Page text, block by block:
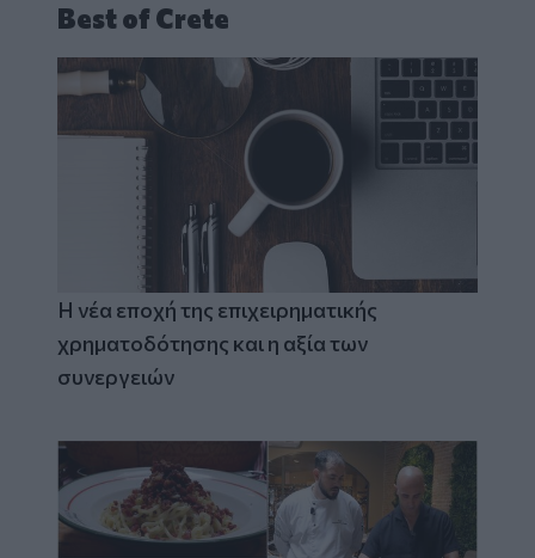
Best of Crete
Η νέα εποχή της επιχειρηματικής
χρηματοδότησης και η αξία των
συνεργειών